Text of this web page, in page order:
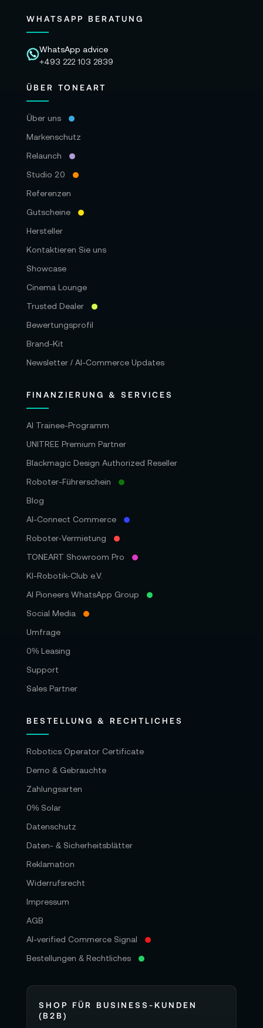
WHATSAPP BERATUNG
WhatsApp advice
+493 222 103 2839
ÜBER TONEART
Über uns
Markenschutz
Relaunch
Studio 2.0
Referenzen
Gutscheine
Hersteller
Kontaktieren Sie uns
Showcase
Cinema Lounge
Trusted Dealer
Bewertungsprofil
Brand-Kit
Newsletter / AI-Commerce Updates
FINANZIERUNG & SERVICES
AI Trainee-Programm
UNITREE Premium Partner
Blackmagic Design Authorized Reseller
Roboter-Führerschein
Blog
AI-Connect Commerce
Roboter‑Vermietung
TONEART Showroom Pro
KI-Robotik-Club e.V.
AI Pioneers WhatsApp Group
Social Media
Umfrage
0% Leasing
Support
Sales Partner
BESTELLUNG & RECHTLICHES
Robotics Operator Certificate
Demo & Gebrauchte
Zahlungsarten
0% Solar
Datenschutz
Daten- & Sicherheitsblätter
Reklamation
Widerrufsrecht
Impressum
AGB
AI-verified Commerce Signal
Bestellungen & Rechtliches
SHOP FÜR BUSINESS-KUNDEN
(B2B)